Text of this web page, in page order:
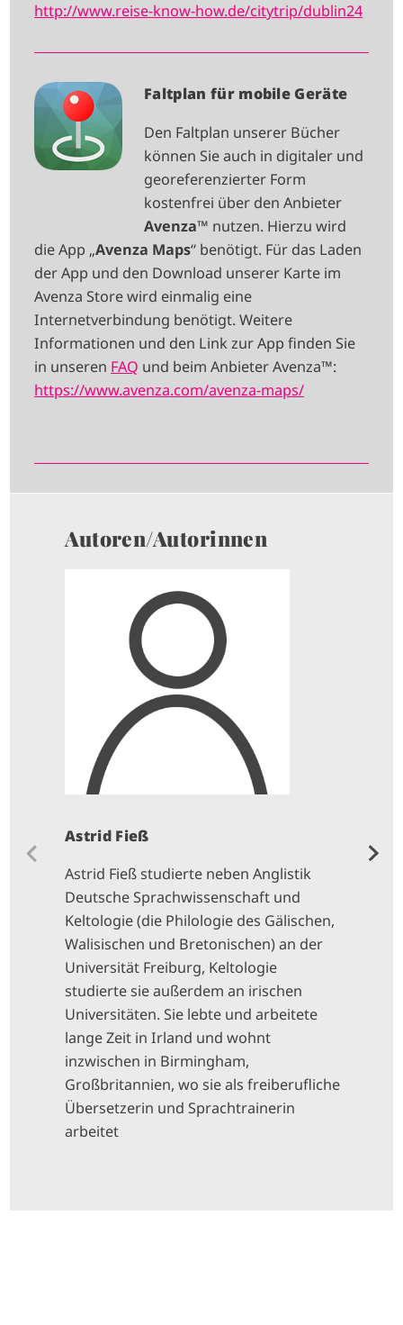
http://www.reise-know-how.de/citytrip/dublin24
I
G
Faltplan für mobile Geräte
Den Faltplan unserer Bücher
können Sie auch in digitaler und
georeferenzierter Form
kostenfrei über den Anbieter
Avenza™ nutzen. Hierzu wird
die App „Avenza Maps“ benötigt. Für das Laden
der App und den Download unserer Karte im
Avenza Store wird einmalig eine
Internetverbindung benötigt. Weitere
Informationen und den Link zur App finden Sie
in unseren FAQ und beim Anbieter Avenza™:
https://www.avenza.com/avenza-maps/
Autoren/Autorinnen
Astrid Fieß
Astrid Fieß studierte neben Anglistik
Deutsche Sprachwissenschaft und
Keltologie (die Philologie des Gälischen,
Walisischen und Bretonischen) an der
Universität Freiburg, Keltologie
studierte sie außerdem an irischen
Universitäten. Sie lebte und arbeitete
lange Zeit in Irland und wohnt
inzwischen in Birmingham,
Großbritannien, wo sie als freiberufliche
Übersetzerin und Sprachtrainerin
arbeitet